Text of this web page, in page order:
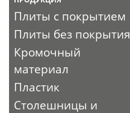
Плиты с покрытием
Плиты без покрытия
Кромочный
материал
Пластик
Столешницы и